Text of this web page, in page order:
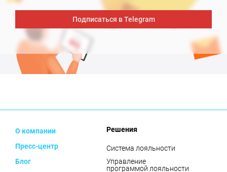
Подписаться в Telegram
О компании
Пресс-центр
Блог
Решения
Система лояльности
Управление
программой лояльности